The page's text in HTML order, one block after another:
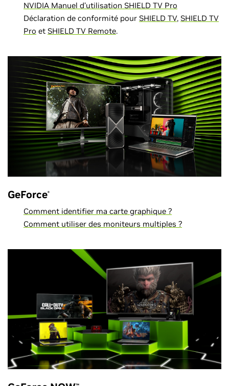
NVIDIA Manuel d’utilisation SHIELD TV Pro
Déclaration de conformité pour SHIELD TV, SHIELD TV
Pro et SHIELD TV Remote.
GeForce®
Comment identifier ma carte graphique ?
Comment utiliser des moniteurs multiples ?
™